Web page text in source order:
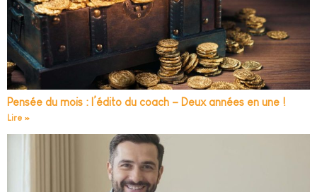
Pensée du mois : l’édito du coach – Deux années en une !
Lire »